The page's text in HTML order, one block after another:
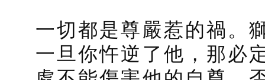
一切都是尊嚴惹的禍。
一旦你忤逆了他，那必